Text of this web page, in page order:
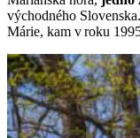
východného
Márie, kam v roku